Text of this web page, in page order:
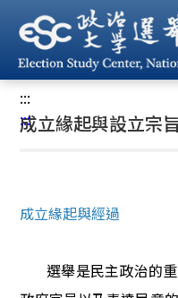
到
主
要
內
容
首頁/ 關於選研/ 成立緣
:::
:::
成立緣起與設立宗旨
成立緣起與經過
選舉是民主政治的